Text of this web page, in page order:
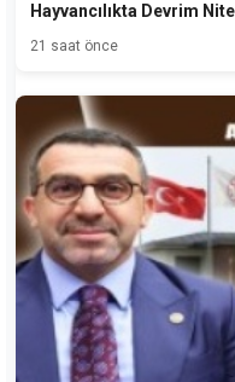
Hayvancılıkta Devrim
21 saat önce